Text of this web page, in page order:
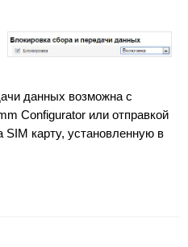
данных возможна с
Configurator или отправкой
карту, установленную в